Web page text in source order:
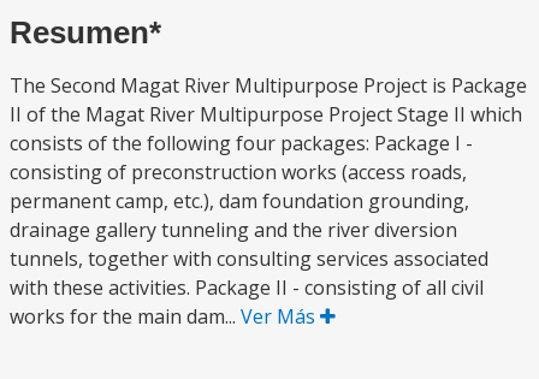
Resumen*
The Second Magat River Multipurpose Project is Package
II of the Magat River Multipurpose Project Stage II which
consists of the following four packages: Package I -
consisting of preconstruction works (access roads,
permanent camp, etc.), dam foundation grounding,
drainage gallery tunneling and the river diversion
tunnels, together with consulting services associated
with these activities. Package II - consisting of all civil
works for the main dam... Ver Más